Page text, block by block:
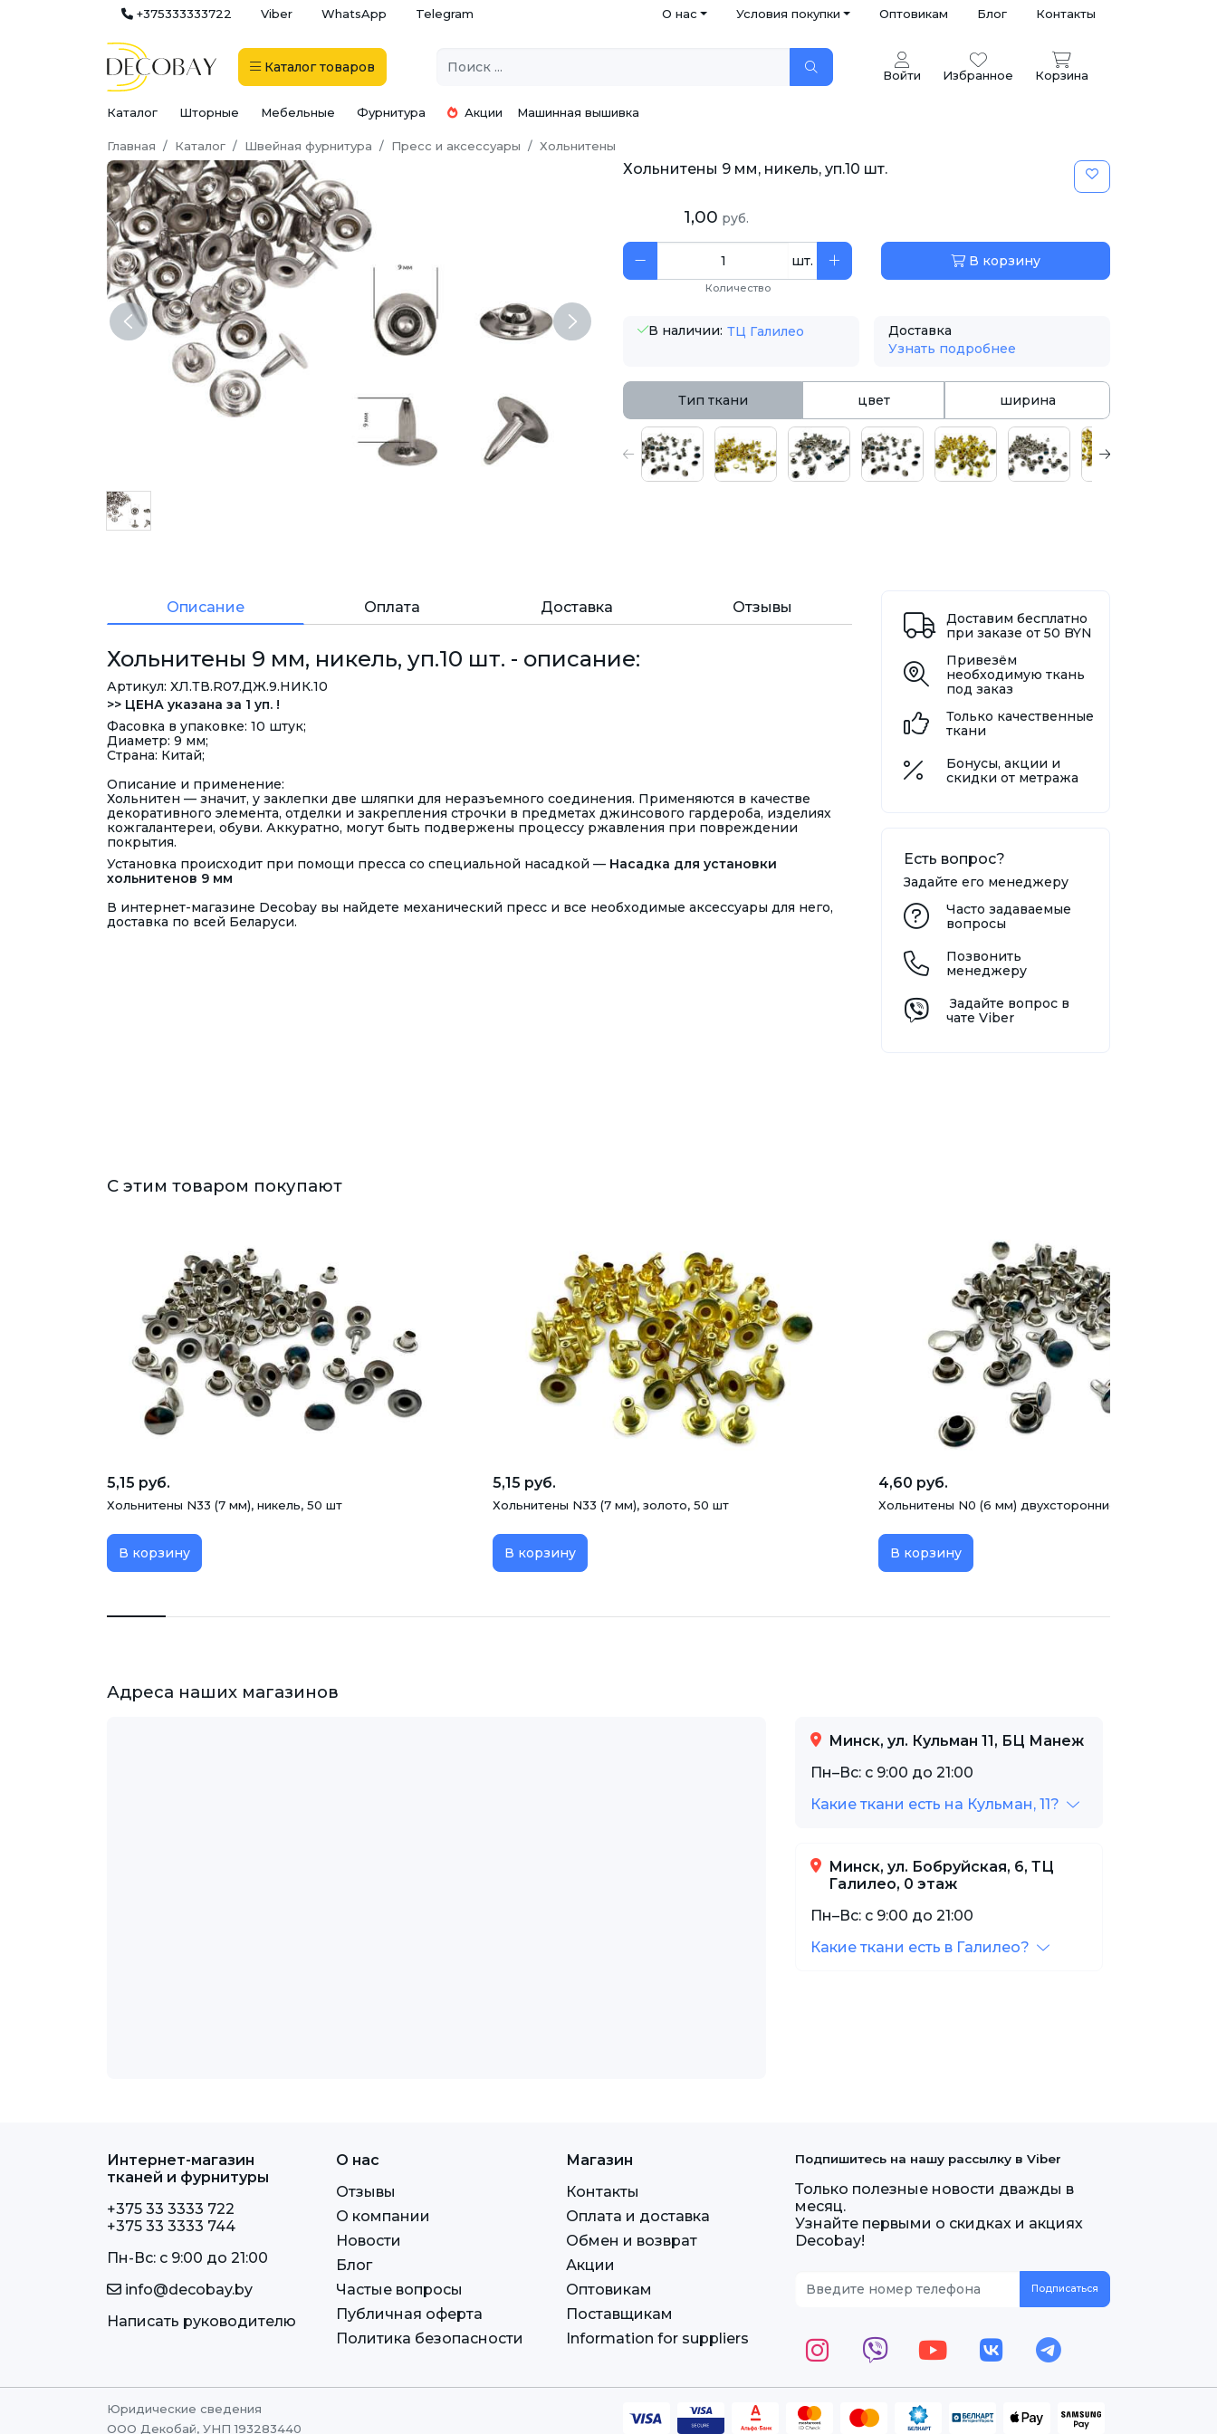
+375333333722 Viber WhatsApp Telegram О нас Условия покупки Оптовикам Блог Контакты
Каталог товаров Войти Избранное Корзина
Каталог Шторные Мебельные Фурнитура Акции Машинная вышивка
Главная Каталог Швейная фурнитура Пресс и аксессуары Хольнитены
Previous Next
Хольнитены 9 мм, никель, уп.10 шт.
1,00 руб.
шт.
Количество
В корзину
В наличии: ТЦ Галилео
Доставка
Узнать подробнее
Тип ткани цвет ширина
Описание Оплата Доставка Отзывы
Хольнитены 9 мм, никель, уп.10 шт. - описание:
Артикул: ХЛ.ТВ.R07.ДЖ.9.НИК.10
>> ЦЕНА указана за 1 уп. !
Фасовка в упаковке: 10 штук;
Диаметр: 9 мм;
Страна: Китай;
Описание и применение:
Хольнитен — значит, у заклепки две шляпки для неразъемного соединения. Применяются в качестве
декоративного элемента, отделки и закрепления строчки в предметах джинсового гардероба, изделиях
кожгалантереи, обуви. Аккуратно, могут быть подвержены процессу ржавления при повреждении
покрытия.
Установка происходит при помощи пресса со специальной насадкой — Насадка для установки
хольнитенов 9 мм
В интернет-магазине Decobay вы найдете механический пресс и все необходимые аксессуары для него,
доставка по всей Беларуси.
Доставим бесплатно
при заказе от 50 BYN
Привезём
необходимую ткань
под заказ
Только качественные
ткани
Бонусы, акции и
скидки от метража
Есть вопрос?
Задайте его менеджеру
Часто задаваемые
вопросы
Позвонить
менеджеру
Задайте вопрос в
чате Viber
С этим товаром покупают
5,15 руб.
Хольнитены N33 (7 мм), никель, 50 шт
В корзину
5,15 руб.
Хольнитены N33 (7 мм), золото, 50 шт
В корзину
4,60 руб.
Хольнитены N0 (6 мм) двухсторонние, никель, 50 шт
В корзину
Адреса наших магазинов
Минск, ул. Кульман 11, БЦ Манеж
Пн–Вс: с 9:00 до 21:00
Какие ткани есть на Кульман, 11?
Минск, ул. Бобруйская, 6, ТЦ
Галилео, 0 этаж
Пн–Вс: с 9:00 до 21:00
Какие ткани есть в Галилео?
Интернет-магазин
тканей и фурнитуры
+375 33 3333 722
+375 33 3333 744
Пн-Вс: c 9:00 до 21:00
info@decobay.by
Написать руководителю
О нас
Отзывы
О компании
Новости
Блог
Частые вопросы
Публичная оферта
Политика безопасности
Магазин
Контакты
Оплата и доставка
Обмен и возврат
Акции
Оптовикам
Поставщикам
Information for suppliers
Подпишитесь на нашу рассылку в Viber
Только полезные новости дважды в
месяц.
Узнайте первыми о скидках и акциях
Decobay!
Юридические сведения
ООО Декобай, УНП 193283440